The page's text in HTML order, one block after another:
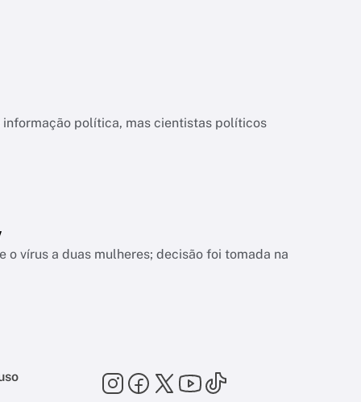
política, mas cientistas políticos
vírus a duas mulheres; decisão foi tomada na